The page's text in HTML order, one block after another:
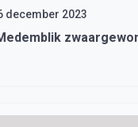
december 2023